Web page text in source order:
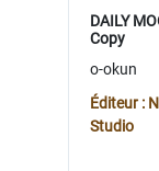
DAILY
Copy
o-okun
Éditeur :
Studio